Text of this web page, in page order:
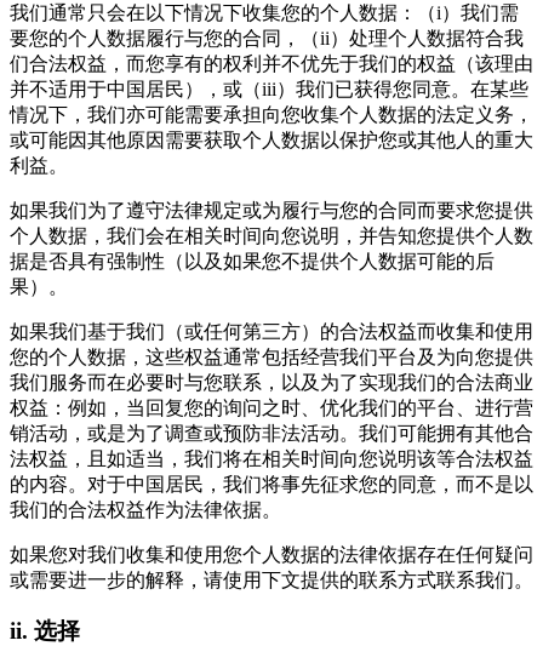
我们通常只会在以下情况下收集您的个人数据：（i）我们需
要您的个人数据履行与您的合同，（ii）处理个人数据符合我
们合法权益，而您享有的权利并不优先于我们的权益（该理由
并不适用于中国居民），或（iii）我们已获得您同意。在某些
情况下，我们亦可能需要承担向您收集个人数据的法定义务，
或可能因其他原因需要获取个人数据以保护您或其他人的重大
利益。
如果我们为了遵守法律规定或为履行与您的合同而要求您提供
个人数据，我们会在相关时间向您说明，并告知您提供个人数
据是否具有强制性（以及如果您不提供个人数据可能的后
果）。
如果我们基于我们（或任何第三方）的合法权益而收集和使用
您的个人数据，这些权益通常包括经营我们平台及为向您提供
我们服务而在必要时与您联系，以及为了实现我们的合法商业
权益：例如，当回复您的询问之时、优化我们的平台、进行营
销活动，或是为了调查或预防非法活动。我们可能拥有其他合
法权益，且如适当，我们将在相关时间向您说明该等合法权益
的内容。对于中国居民，我们将事先征求您的同意，而不是以
我们的合法权益作为法律依据。
如果您对我们收集和使用您个人数据的法律依据存在任何疑问
或需要进一步的解释，请使用下文提供的联系方式联系我们。
ii. 选择